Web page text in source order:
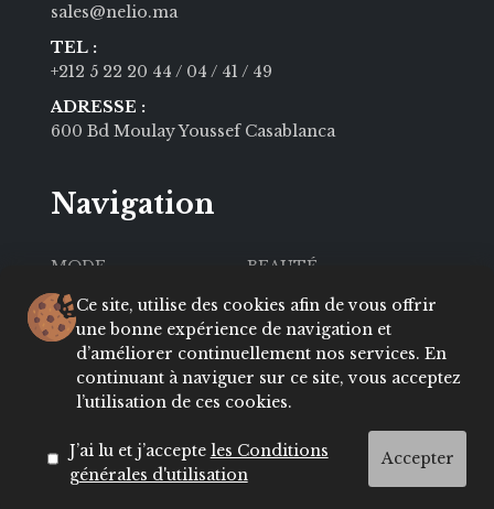
Ce site, utilise des cookies afin de vous offrir
une bonne expérience de navigation et
d’améliorer continuellement nos services. En
continuant à naviguer sur ce site, vous acceptez
l’utilisation de ces cookies.
J’ai lu et j’accepte les Conditions
générales d'utilisation
Accepter
sales@nelio.ma
TEL :
+212 5 22 20 44 / 04 / 41 / 49
ADRESSE :
600 Bd Moulay Youssef Casablanca
Navigation
MODE
BEAUTÉ
SOCIÉTÉ
CULTURE
VIE PRIVÉE
LIFESTYLE
About
Contact